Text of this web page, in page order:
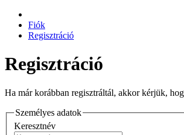
Fiók
Regisztráció
Regisztráció
Ha már korábban regisztráltál, akkor kérjük,
Személyes adatok
Keresztnév